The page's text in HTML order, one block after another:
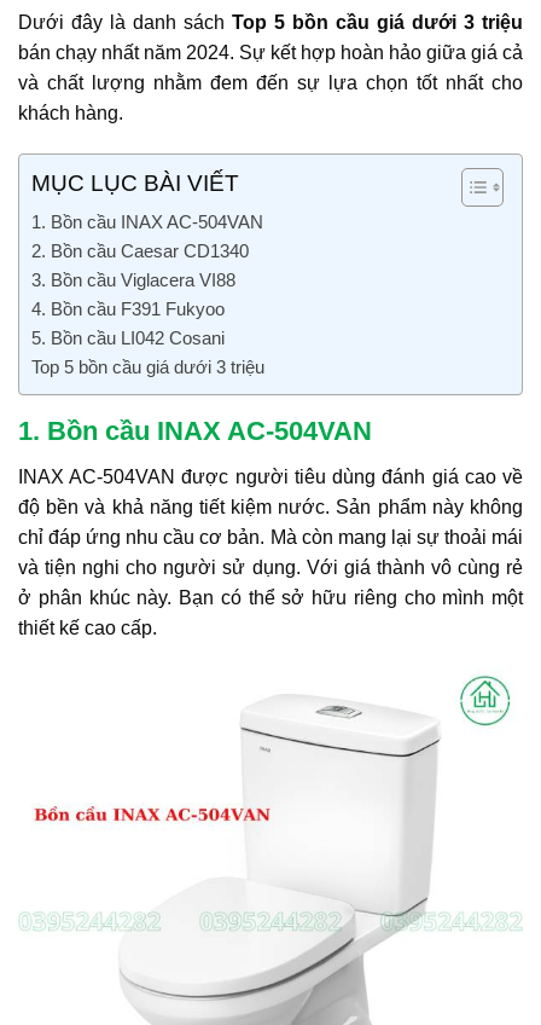
Dưới đây là danh sách Top 5 bồn cầu giá dưới 3 triệu
bán chạy nhất năm 2024. Sự kết hợp hoàn hảo giữa giá cả
và chất lượng nhằm đem đến sự lựa chọn tốt nhất cho
khách hàng.
MỤC LỤC BÀI VIẾT
1. Bồn cầu INAX AC-504VAN
2. Bồn cầu Caesar CD1340
3. Bồn cầu Viglacera VI88
4. Bồn cầu F391 Fukyoo
5. Bồn cầu LI042 Cosani
Top 5 bồn cầu giá dưới 3 triệu
1. Bồn cầu INAX AC-504VAN
INAX AC-504VAN được người tiêu dùng đánh giá cao về
độ bền và khả năng tiết kiệm nước. Sản phẩm này không
chỉ đáp ứng nhu cầu cơ bản. Mà còn mang lại sự thoải mái
và tiện nghi cho người sử dụng. Với giá thành vô cùng rẻ
ở phân khúc này. Bạn có thể sở hữu riêng cho mình một
thiết kế cao cấp.